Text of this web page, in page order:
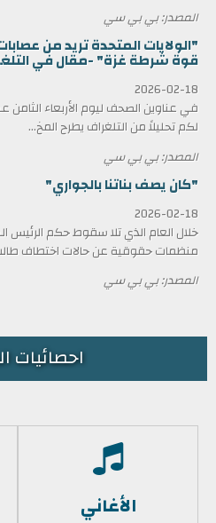
المصدر: بي بي سي
"الولايات المتحدة تريد من
قوة شرطة غزة" -مقال في
2026-02-18
لكم تحليلاً من التلغراف يطرح المخ...
المصدر: بي بي سي
"كان يصف بناتنا بالجواري"
2026-02-18
خلال العام الذي تلا سقوط حكم الرئيس
منظمات حقوقية عن حالات اختطاف
المصدر: بي بي سي
احصائيات
الأغاني